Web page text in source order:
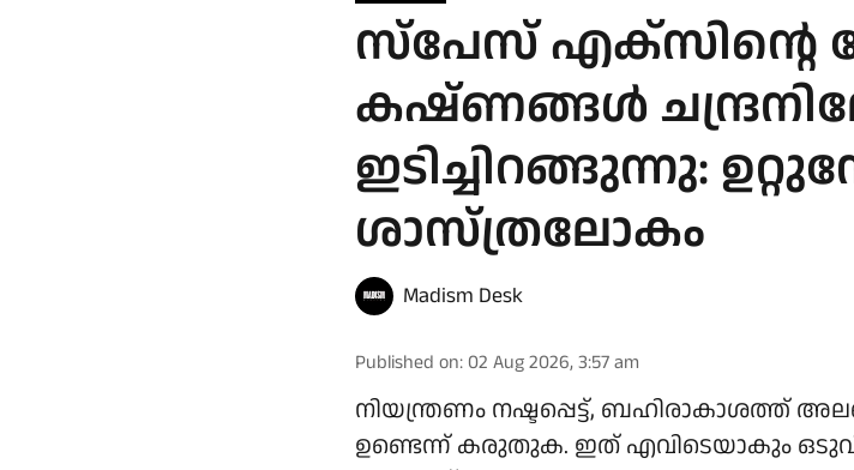
സ്പേസ് എക്സിന്റെ
കഷ്‌ണങ്ങൾ
ഇടിച്ചിറങ്ങുന്നു:
ശാസ്ത്രലോകം
Madism Desk
Published on: 02 Aug 2026, 3:57 am
നിയന്ത്രണം നഷ്ടപ്പെട്ട്, ബഹിരാകാശത്ത്
ഉണ്ടെന്ന് കരുതുക. ഇത് എവിടെയാകും